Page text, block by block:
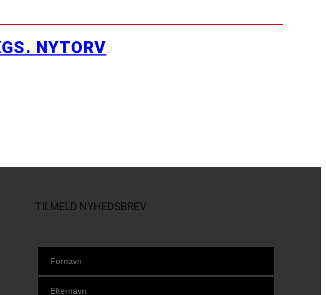
NYTORV
TILMELD NYHEDSBREV